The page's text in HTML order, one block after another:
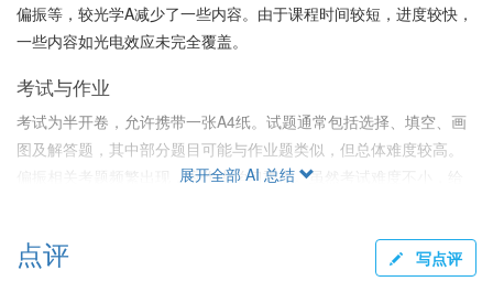
偏振等，较光学A减少了一些内容。由于课程时间较短，进度较快，
一些内容如光电效应未完全覆盖。
考试与作业
考试为半开卷，允许携带一张A4纸。试题通常包括选择、填空、画
图及解答题，其中部分题目可能与作业题类似，但总体难度较高。
偏振相关考题频繁出现，应作为学习重点。虽然考试难度不小，给
给分与成绩评定
展开全部 AI 总结
点评 写点评